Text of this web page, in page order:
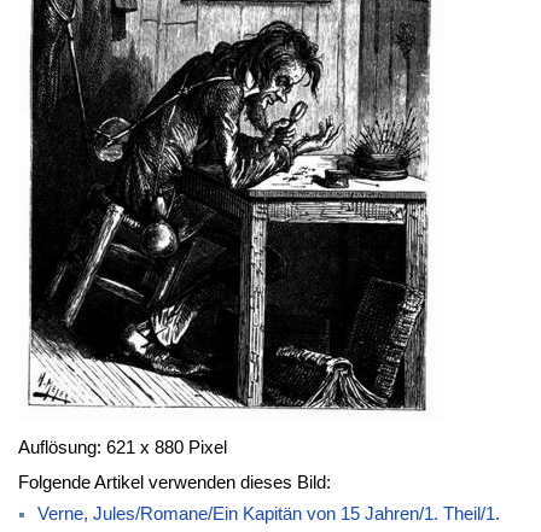
Auflösung: 621 x 880 Pixel
Folgende Artikel verwenden dieses Bild:
Verne, Jules/Romane/Ein Kapitän von 15 Jahren/1. Theil/1.